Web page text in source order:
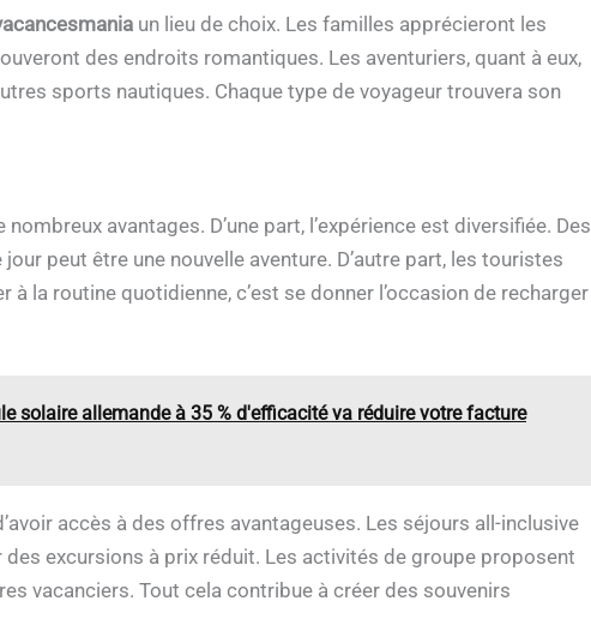
un lieu de choix. Les familles apprécieront les
des endroits romantiques. Les aventuriers, quant à eux,
sports nautiques. Chaque type de voyageur trouvera son
avantages. D’une part, l’expérience est diversifiée. Des
peut être une nouvelle aventure. D’autre part, les touristes
la routine quotidienne, c’est se donner l’occasion de recharger
solaire allemande à 35 % d'efficacité va réduire votre facture
accès à des offres avantageuses. Les séjours all-inclusive
excursions à prix réduit. Les activités de groupe proposent
vacanciers. Tout cela contribue à créer des souvenirs